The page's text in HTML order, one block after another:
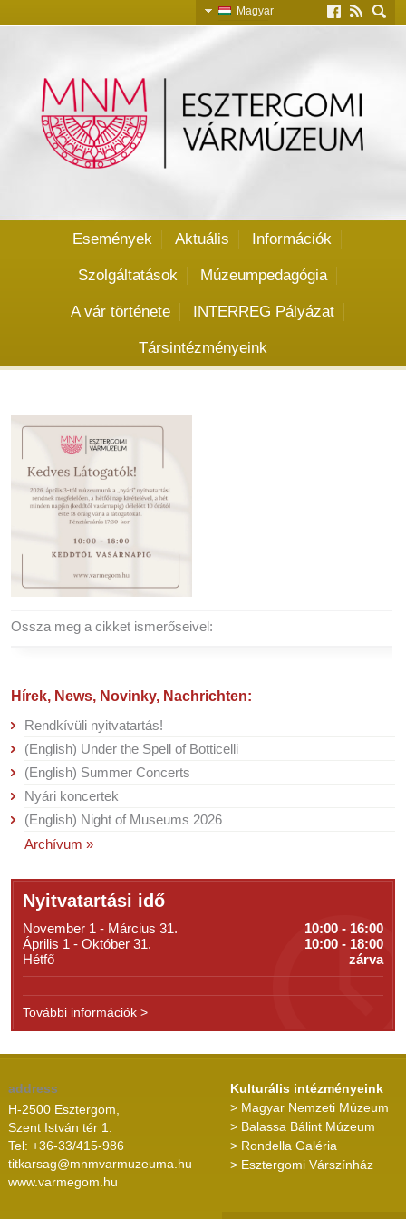
Magyar
Események Aktuális Információk
Szolgáltatások Múzeumpedagógia
A vár története INTERREG Pályázat
Társintézményeink
Ossza meg a cikket ismerőseivel:
Hírek, News, Novinky, Nachrichten:
Rendkívüli nyitvatartás!
(English) Under the Spell of Botticelli
(English) Summer Concerts
Nyári koncertek
(English) Night of Museums 2026
Archívum »
Nyitvatartási idő
November 1 - Március 31.
10:00 - 16:00
Április 1 - Október 31.
10:00 - 18:00
Hétfő
zárva
További információk >
address
H-2500 Esztergom,
Szent István tér 1.
Tel: +36-33/415-986
titkarsag@mnmvarmuzeuma.hu
www.varmegom.hu
Kulturális intézményeink
> Magyar Nemzeti Múzeum
> Balassa Bálint Múzeum
> Rondella Galéria
> Esztergomi Várszínház